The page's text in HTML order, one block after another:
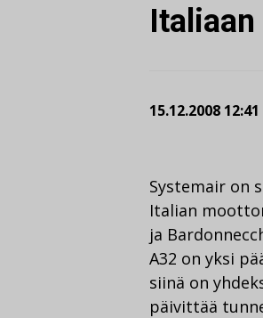
Italiaan
15.12.2008 12:41
Systemair on
Italian
ja
A32 on yksi
siinä on
päivittää